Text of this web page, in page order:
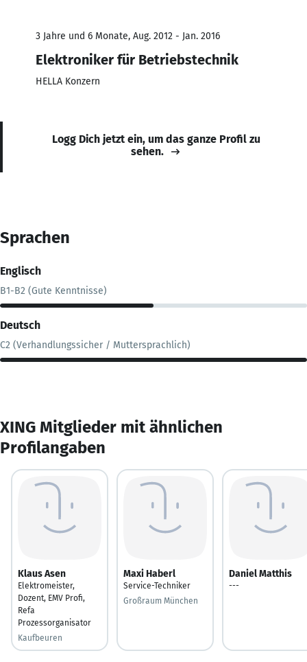
3 Jahre und 6 Monate, Aug. 2012 - Jan. 2016
Elektroniker für Betriebstechnik
HELLA Konzern
Logg Dich jetzt ein, um das ganze Profil zu
sehen.
Sprachen
Englisch
B1-B2 (Gute Kenntnisse)
Deutsch
C2 (Verhandlungssicher / Muttersprachlich)
XING Mitglieder mit ähnlichen
Profilangaben
Klaus Asen
Elektromeister,
Dozent, EMV Profi,
Refa
Prozessorganisator
Kaufbeuren
Maxi Haberl
Service-Techniker
Großraum München
Daniel Matthis
---